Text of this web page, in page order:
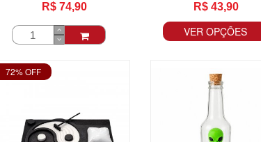
R$ 74,90 R$ 43,90
VER OPÇÕES
72% OFF